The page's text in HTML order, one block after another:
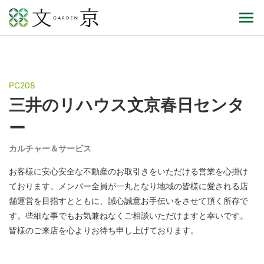
PC208
三井のリハウス文京春日センタ
ー
カルチャー＆サービス
お客様に安心安全な不動産のお取引きをいただける営業を心掛け
ております。メンバー全員が一丸となり地域の皆様に愛される店
舗運営を目指すとともに、誠心誠意お手伝いをさせて頂く所存で
す。些細な事でもお気兼ねなくご相談いただけますと幸いです。
皆様のご来店を心よりお待ち申し上げております。